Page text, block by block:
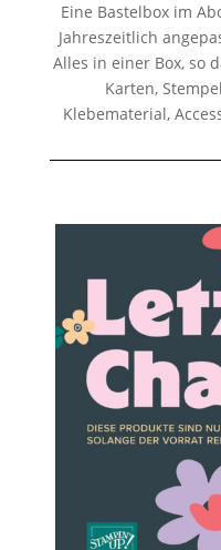
Eine Bastelbox im
Jahreszeitlich
Alles in einer Box, so
Karten,
Klebematerial,